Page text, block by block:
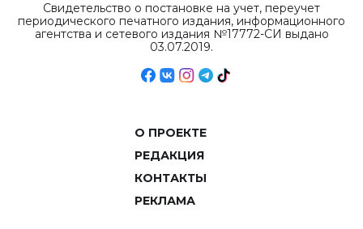
Свидетельство о постановке на учет, переучет
периодического печатного издания, информационного
агентства и сетевого издания №17772-СИ выдано
03.07.2019.
О ПРОЕКТЕ
РЕДАКЦИЯ
КОНТАКТЫ
РЕКЛАМА